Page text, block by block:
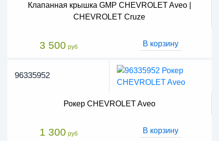
Клапанная крышка GMP CHEVROLET Aveo |
CHEVROLET Cruze
3 500 руб В корзину
96335952
Рокер CHEVROLET Aveo
1 300 руб В корзину